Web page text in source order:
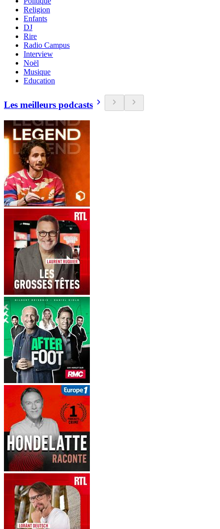
Religion
Enfants
DJ
Rire
Radio Campus
Interview
Noël
Musique
Education
Les meilleurs podcasts